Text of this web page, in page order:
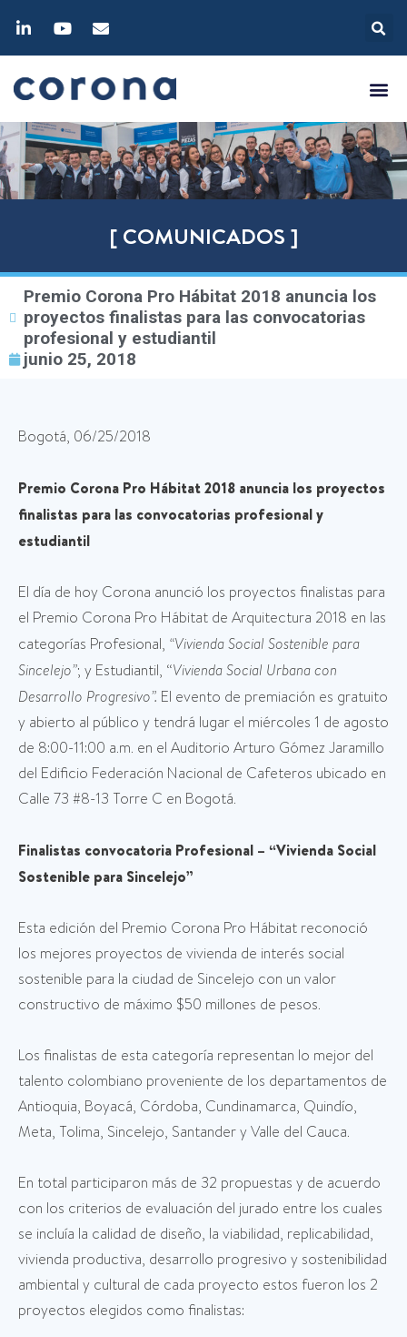
[ COMUNICADOS ]
Premio Corona Pro Hábitat 2018 anuncia los
proyectos finalistas para las convocatorias
profesional y estudiantil
junio 25, 2018
Bogotá, 06/25/2018
Premio Corona Pro Hábitat 2018 anuncia los proyectos
finalistas para las convocatorias profesional y
estudiantil
El día de hoy Corona anunció los proyectos finalistas para
el Premio Corona Pro Hábitat de Arquitectura 2018 en las
categorías Profesional, “Vivienda Social Sostenible para
Sincelejo”; y Estudiantil, “Vivienda Social Urbana con
Desarrollo Progresivo”. El evento de premiación es gratuito
y abierto al público y tendrá lugar el miércoles 1 de agosto
de 8:00-11:00 a.m. en el Auditorio Arturo Gómez Jaramillo
del Edificio Federación Nacional de Cafeteros ubicado en
Calle 73 #8-13 Torre C en Bogotá.
Finalistas convocatoria Profesional – “Vivienda Social
Sostenible para Sincelejo”
Esta edición del Premio Corona Pro Hábitat reconoció
los mejores proyectos de vivienda de interés social
sostenible para la ciudad de Sincelejo con un valor
constructivo de máximo $50 millones de pesos.
Los finalistas de esta categoría representan lo mejor del
talento colombiano proveniente de los departamentos de
Antioquia, Boyacá, Córdoba, Cundinamarca, Quindío,
Meta, Tolima, Sincelejo, Santander y Valle del Cauca.
En total participaron más de 32 propuestas y de acuerdo
con los criterios de evaluación del jurado entre los cuales
se incluía la calidad de diseño, la viabilidad, replicabilidad,
vivienda productiva, desarrollo progresivo y sostenibilidad
ambiental y cultural de cada proyecto estos fueron los 2
proyectos elegidos como finalistas: